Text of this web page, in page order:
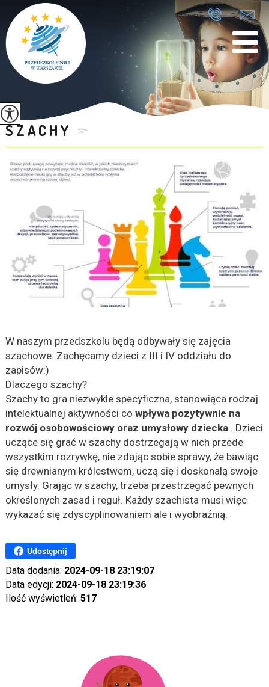
SZACHY
W naszym przedszkolu będą odbywały się zajęcia
szachowe. Zachęcamy dzieci z III i IV oddziału do
zapisów:)
Dlaczego szachy?
Szachy to gra niezwykle specyficzna, stanowiąca rodzaj
intelektualnej aktywności co wpływa pozytywnie na
rozwój osobowościowy oraz umysłowy dziecka . Dzieci
uczące się grać w szachy dostrzegają w nich przede
wszystkim rozrywkę, nie zdając sobie sprawy, że bawiąc
się drewnianym królestwem, uczą się i doskonalą swoje
umysły. Grając w szachy, trzeba przestrzegać pewnych
określonych zasad i reguł. Każdy szachista musi więc
wykazać się zdyscyplinowaniem ale i wyobraźnią.
Udostępnij
Data dodania: 2024-09-18 23:19:07
Data edycji: 2024-09-18 23:19:36
Ilość wyświetleń: 517